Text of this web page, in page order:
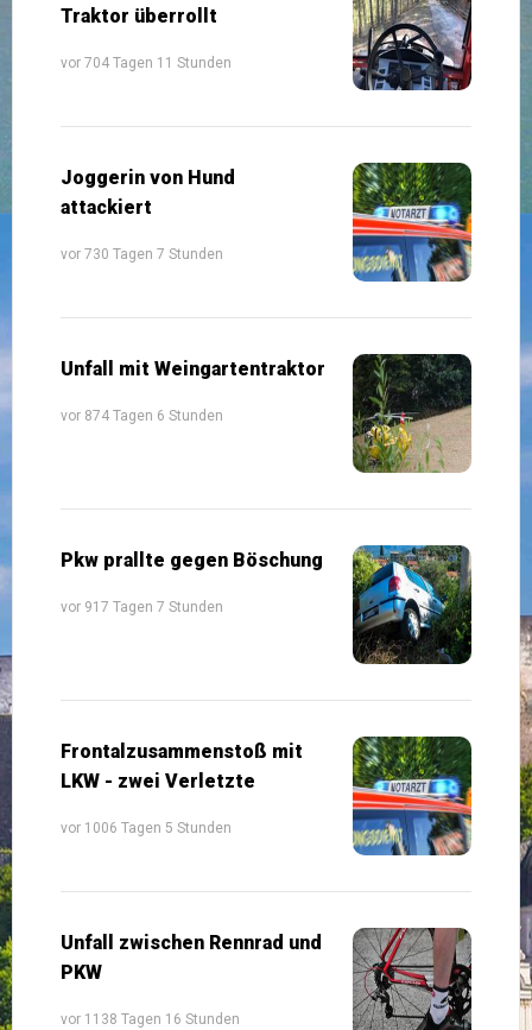
Traktor überrollt
vor 704 Tagen 11 Stunden
Joggerin von Hund
attackiert
vor 730 Tagen 7 Stunden
Unfall mit Weingartentraktor
vor 874 Tagen 6 Stunden
Pkw prallte gegen Böschung
vor 917 Tagen 7 Stunden
Frontalzusammenstoß mit
LKW - zwei Verletzte
vor 1006 Tagen 5 Stunden
Unfall zwischen Rennrad und
PKW
vor 1138 Tagen 16 Stunden